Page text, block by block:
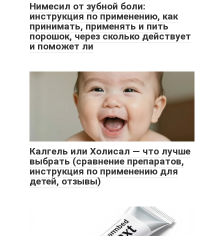
Нимесил от зубной боли:
инструкция по применению, как
принимать, применять и пить
порошок, через сколько действует
и поможет ли
Калгель или Холисал — что лучше
выбрать (сравнение препаратов,
инструкция по применению для
детей, отзывы)